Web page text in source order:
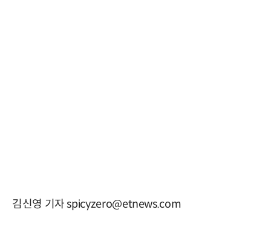
김신영 기자 spicyzero@etnews.com